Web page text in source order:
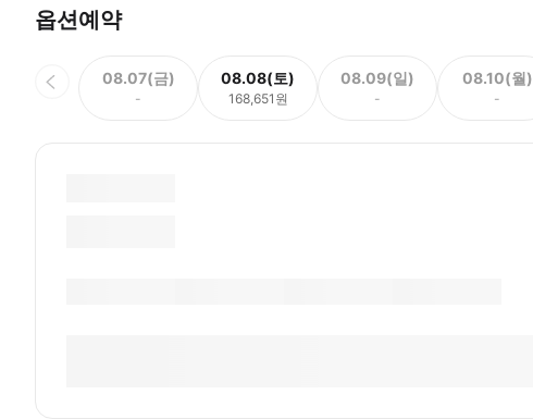
옵션예약
08.07(금)
-
08.08(토)
168,651원
08.09(일)
-
08.10(월)
-